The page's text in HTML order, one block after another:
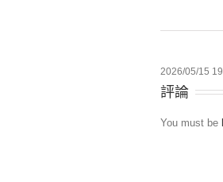
2026/05/15
評論
You must be